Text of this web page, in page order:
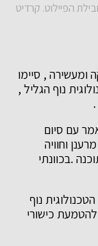
הפיילוט. קרדיט
ומעשירה , סיימו
נוף הגליל ,
עם סיום
וחוויה
.בכוונתי
נוף
כישורי